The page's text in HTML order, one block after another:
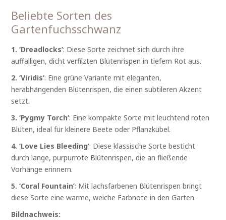
Beliebte Sorten des
Gartenfuchsschwanz
1. ‘Dreadlocks’: Diese Sorte zeichnet sich durch ihre
auffälligen, dicht verfilzten Blütenrispen in tiefem Rot aus.
2. ‘Viridis’: Eine grüne Variante mit eleganten,
herabhängenden Blütenrispen, die einen subtileren Akzent
setzt.
3. ‘Pygmy Torch’: Eine kompakte Sorte mit leuchtend roten
Blüten, ideal für kleinere Beete oder Pflanzkübel.
4. ‘Love Lies Bleeding’: Diese klassische Sorte besticht
durch lange, purpurrote Blütenrispen, die an fließende
Vorhänge erinnern.
5. ‘Coral Fountain’: Mit lachsfarbenen Blütenrispen bringt
diese Sorte eine warme, weiche Farbnote in den Garten.
Bildnachweis: